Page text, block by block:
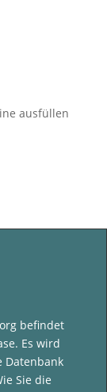
ausfüllen
befindet
Es wird
Datenbank
Sie die